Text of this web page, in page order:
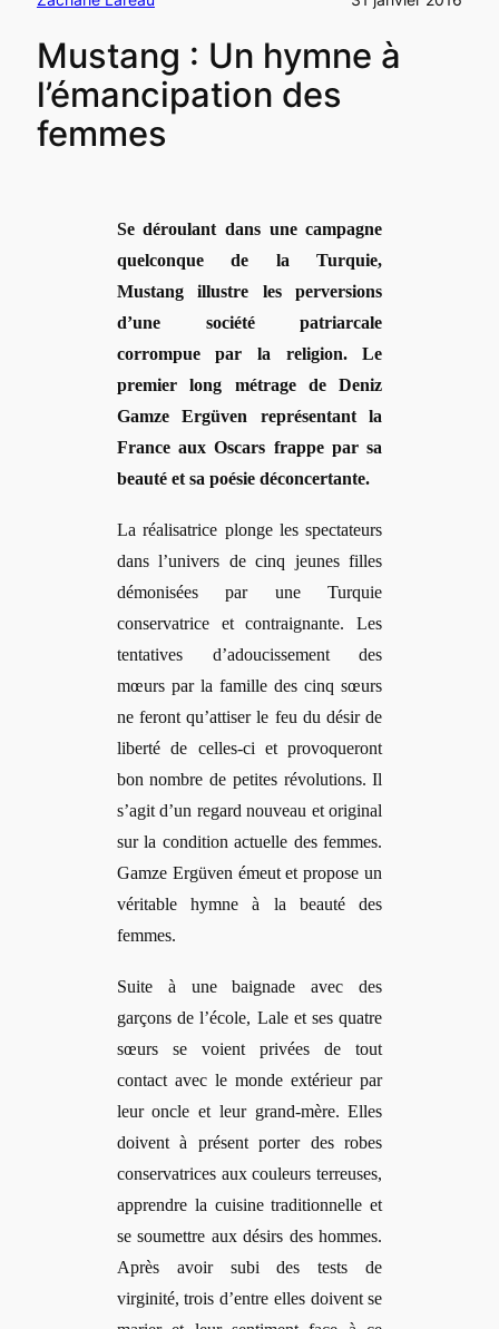
Mustang : Un hymne à
l’émancipation des
femmes
Se déroulant dans une campagne
quelconque de la Turquie,
Mustang illustre les perversions
d’une société patriarcale
corrompue par la religion. Le
premier long métrage de Deniz
Gamze Ergüven représentant la
France aux Oscars frappe par sa
beauté et sa poésie déconcertante.
La réalisatrice plonge les spectateurs
dans l’univers de cinq jeunes filles
démonisées par une Turquie
conservatrice et contraignante. Les
tentatives d’adoucissement des
mœurs par la famille des cinq sœurs
ne feront qu’attiser le feu du désir de
liberté de celles-ci et provoqueront
bon nombre de petites révolutions. Il
s’agit d’un regard nouveau et original
sur la condition actuelle des femmes.
Gamze Ergüven émeut et propose un
véritable hymne à la beauté des
femmes.
Suite à une baignade avec des
garçonsde l’école, Lale et ses quatre
sœurs se voient privées de tout
contact avec le monde extérieur par
leur oncle et leur grand-mère. Elles
doivent à présent porter des robes
conservatrices aux couleurs terreuses,
apprendre la cuisine traditionnelle et
se soumettre aux désirs des hommes.
Après avoir subi des tests de
virginité, trois d’entre elles doivent se